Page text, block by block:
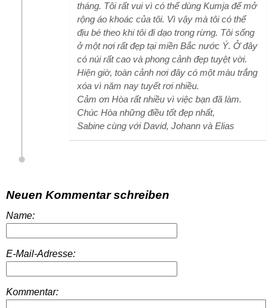
tháng. Tôi rất vui vì có thể dùng Kumja để mở
rộng áo khoác của tôi. Vì vậy mà tôi có thể
địu bé theo khi tôi đi dạo trong rừng. Tôi sống
ở một nơi rất đẹp tại miền Bắc nước Ý. Ở đây
có núi rất cao và phong cảnh đẹp tuyệt vời.
Hiện giờ, toàn cảnh nơi đây có một màu trắng
xóa vì năm nay tuyết rơi nhiều.
Cảm ơn Hòa rất nhiều vì việc bạn đã làm.
Chúc Hòa những điều tốt đẹp nhất,
Sabine cùng với David, Johann và Elias
Neuen Kommentar schreiben
Name:
E-Mail-Adresse:
Kommentar: